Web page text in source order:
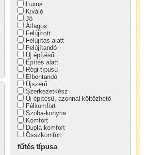
Luxus
Kiváló
Jó
Átlagos
Felújított
Felújítás alatt
Felújítandó
Új építésű
Építés alatt
Régi típusú
Elbontandó
Újszerű
Szerkezetkész
Új építésű, azonnal költözhető
Félkomfort
Szoba-konyha
Komfort
Dupla komfort
Összkomfort
fűtés típusa